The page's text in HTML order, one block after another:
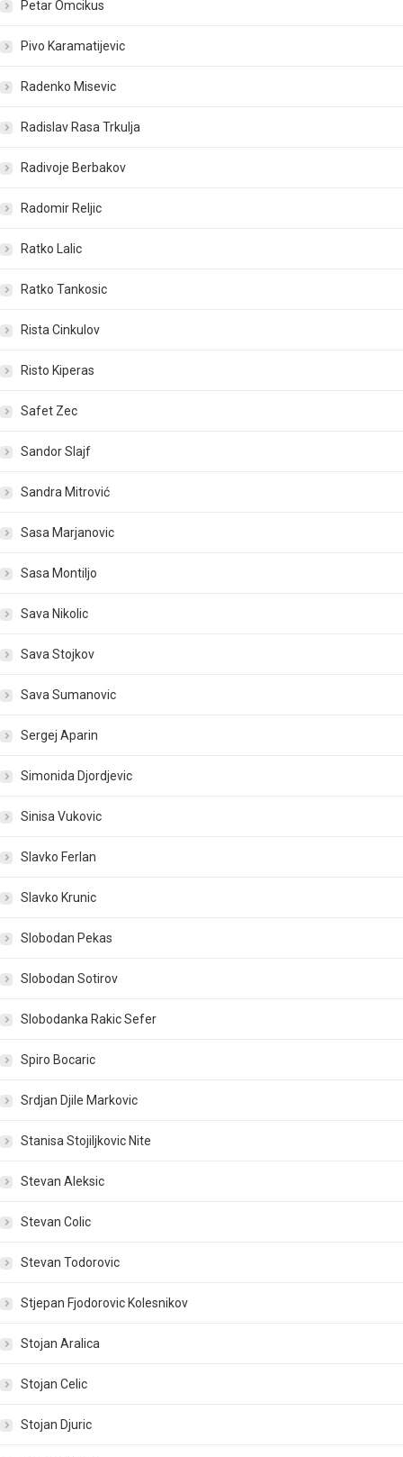
Petar Omcikus
Pivo Karamatijevic
Radenko Misevic
Radislav Rasa Trkulja
Radivoje Berbakov
Radomir Reljic
Ratko Lalic
Ratko Tankosic
Rista Cinkulov
Risto Kiperas
Safet Zec
Sandor Slajf
Sandra Mitrović
Sasa Marjanovic
Sasa Montiljo
Sava Nikolic
Sava Stojkov
Sava Sumanovic
Sergej Aparin
Simonida Djordjevic
Sinisa Vukovic
Slavko Ferlan
Slavko Krunic
Slobodan Pekas
Slobodan Sotirov
Slobodanka Rakic Sefer
Spiro Bocaric
Srdjan Djile Markovic
Stanisa Stojiljkovic Nite
Stevan Aleksic
Stevan Colic
Stevan Todorovic
Stjepan Fjodorovic Kolesnikov
Stojan Aralica
Stojan Celic
Stojan Djuric